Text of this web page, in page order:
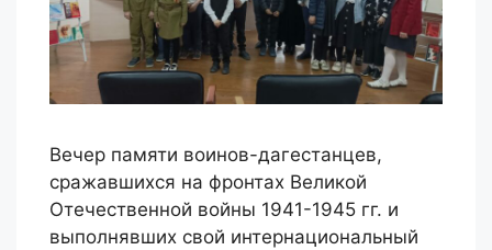
Вечер памяти воинов-дагестанцев,
сражавшихся на фронтах Великой
Отечественной войны 1941-1945 гг. и
выполнявших свой интернациональный